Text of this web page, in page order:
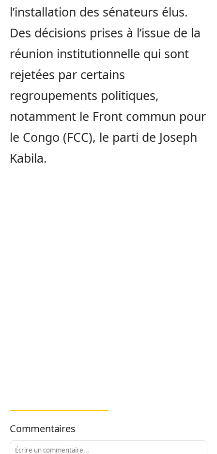
l’installation des sénateurs élus.
Des décisions prises à l’issue de la
réunion institutionnelle qui sont
rejetées par certains
regroupements politiques,
notamment le Front commun pour
le Congo (FCC), le parti de Joseph
Kabila.
Commentaires